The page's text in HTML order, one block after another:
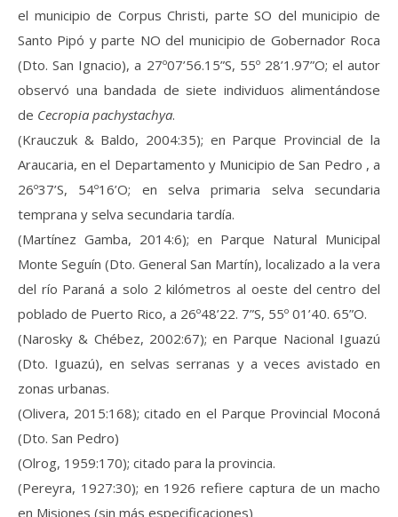
el municipio de Corpus Christi, parte SO del municipio de
Santo Pipó y parte NO del municipio de Gobernador Roca
(Dto. San Ignacio), a 27º07’56.15”S, 55º 28’1.97”O; el autor
observó una bandada de siete individuos alimentándose
de Cecropia pachystachya.
(Krauczuk & Baldo, 2004:35); en Parque Provincial de la
Araucaria, en el Departamento y Municipio de San Pedro , a
26º37’S, 54º16’O; en selva primaria selva secundaria
temprana y selva secundaria tardía.
(Martínez Gamba, 2014:6); en Parque Natural Municipal
Monte Seguín (Dto. General San Martín), localizado a la vera
del río Paraná a solo 2 kilómetros al oeste del centro del
poblado de Puerto Rico, a 26º48’22. 7”S, 55º 01’40. 65”O.
(Narosky & Chébez, 2002:67); en Parque Nacional Iguazú
(Dto. Iguazú), en selvas serranas y a veces avistado en
zonas urbanas.
(Olivera, 2015:168); citado en el Parque Provincial Moconá
(Dto. San Pedro)
(Olrog, 1959:170); citado para la provincia.
(Pereyra, 1927:30); en 1926 refiere captura de un macho
en Misiones (sin más especificaciones)